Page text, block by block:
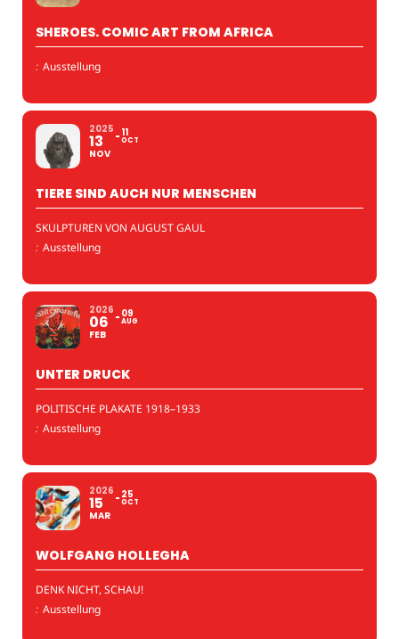
SHEROES. COMIC ART FROM AFRICA
: Ausstellung
2025
13
NOV
11
OCT
TIERE SIND AUCH NUR MENSCHEN
SKULPTUREN VON AUGUST GAUL
: Ausstellung
2026
06
FEB
09
AUG
UNTER DRUCK
POLITISCHE PLAKATE 1918–1933
: Ausstellung
2026
15
MAR
25
OCT
WOLFGANG HOLLEGHA
DENK NICHT, SCHAU!
: Ausstellung